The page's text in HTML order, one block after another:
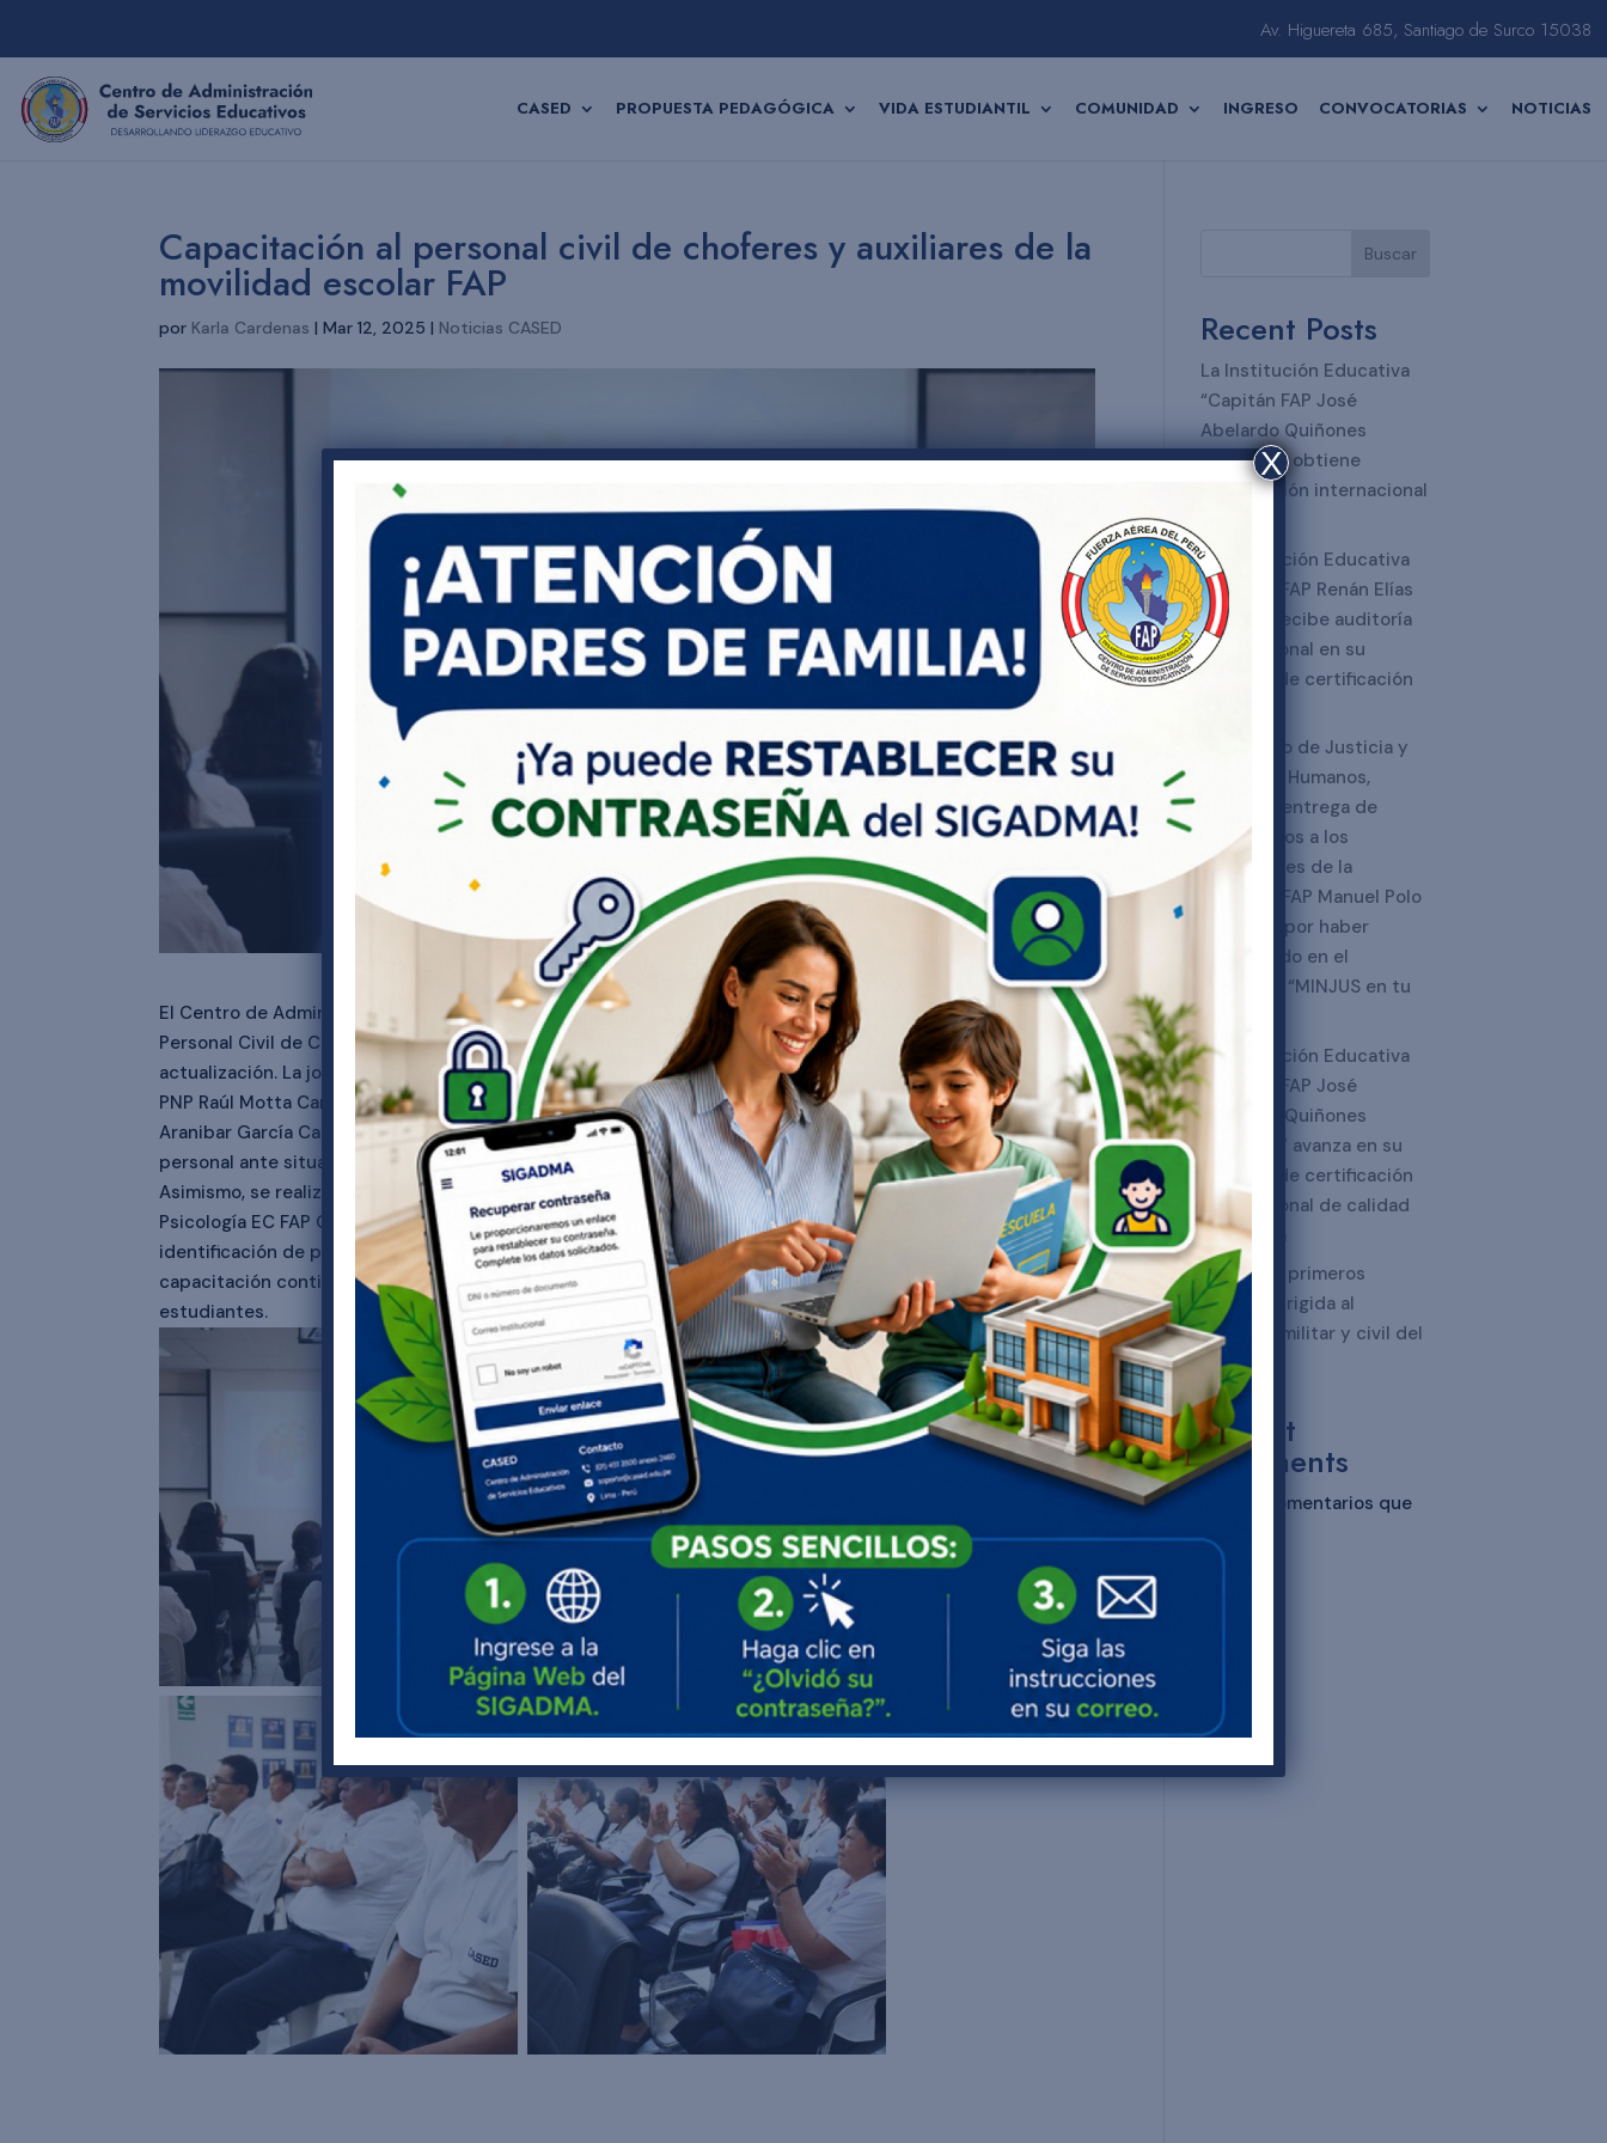
Av. Higuereta 685, Santiago de Surco 15038
CASED PROPUESTA PEDAGÓGICA VIDA ESTUDIANTIL COMUNIDAD INGRESO CONVOCATORIAS NOTICIAS
Capacitación al personal civil de choferes y auxiliares de la
movilidad escolar FAP
por Karla Cardenas | Mar 12, 2025 | Noticias CASED
El Centro de Administración de Servicios Educativos FAP (CASED) llevó a cabo una capacitación dirigida al
Personal Civil de Choferes y Auxiliares de la Movilidad Escolar FAP, como parte de su programa de
actualización. La jornada incluyó charlas sobre “Reglas de Tránsito y Seguridad Vial”, impartida por el ST2
PNP Raúl Motta Carrera, y sobre “Primeros Auxilios”, a cargo de la Licenciada en Enfermería, Elena Rosa
Aranibar García Calderón, con el objetivo de garantizar un viaje seguro para los estudiantes y preparar al
personal ante situaciones de emergencia.
Asimismo, se realizó una charla sobre “Trastornos del Espectro Autista (TEA)”, liderada por la Mag. en
Psicología EC FAP Carmen Isabel Córdova Prado, con el fin de sensibilizar sobre el cuidado y la
identificación de personas con TEA. Estas actividades reflejan el compromiso del CASED con la
capacitación continua de su personal, asegurando un entorno más seguro y consciente para los
estudiantes.
Buscar
Recent Posts
La Institución Educativa
“Capitán FAP José
Abelardo Quiñones
Gonzales” obtiene
certificación internacional
La Institución Educativa
“Capitán FAP Renán Elías
Olivera” recibe auditoría
internacional en su
proceso de certificación
El Ministro de Justicia y
Derechos Humanos,
realizó la entrega de
certificados a los
estudiantes de la
“Técnico FAP Manuel Polo
Jiménez” por haber
participado en el
programa “MINJUS en tu
La Institución Educativa
“Capitán FAP José
Abelardo Quiñones
Gonzales” avanza en su
proceso de certificación
internacional de calidad
educativa
Charla de primeros
auxilios dirigida al
personal militar y civil del
CASED
Recent
Comments
No hay comentarios que
mostrar.
X